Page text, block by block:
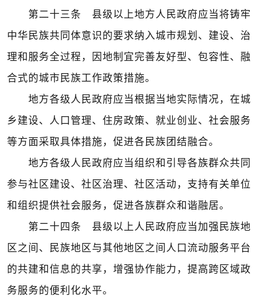
第二十三条 县级以上地方人民政府应当将铸牢
中华民族共同体意识的要求纳入城市规划、建设、治
理和服务全过程，因地制宜完善友好型、包容性、融
合式的城市民族工作政策措施。
地方各级人民政府应当根据当地实际情况，在城
乡建设、人口管理、住房政策、就业创业、社会服务
等方面采取具体措施，促进各民族团结融合。
地方各级人民政府应当组织和引导各族群众共同
参与社区建设、社区治理、社区活动，支持有关单位
和组织提供社会服务，促进各族群众和谐融居。
第二十四条 县级以上人民政府应当加强民族地
区之间、民族地区与其他地区之间人口流动服务平台
的共建和信息的共享，增强协作能力，提高跨区域政
务服务的便利化水平。